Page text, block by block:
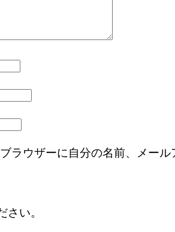
ラウザーに自分の名前、メール
い。